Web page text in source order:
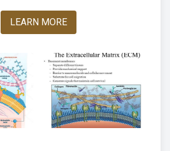
LEARN MORE